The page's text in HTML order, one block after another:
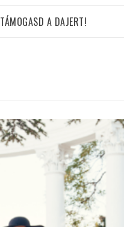
TÁMOGASD A DAJERT!